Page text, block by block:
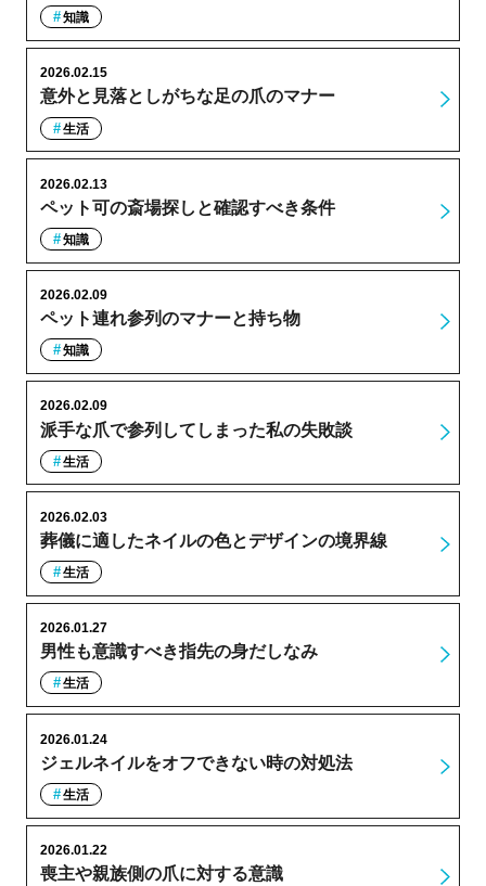
知識
意外と見落としがちな足の爪のマナー
2026.02.15
生活
ペット可の斎場探しと確認すべき条件
2026.02.13
知識
ペット連れ参列のマナーと持ち物
2026.02.09
知識
派手な爪で参列してしまった私の失敗談
2026.02.09
生活
葬儀に適したネイルの色とデザインの境界線
2026.02.03
生活
男性も意識すべき指先の身だしなみ
2026.01.27
生活
ジェルネイルをオフできない時の対処法
2026.01.24
生活
喪主や親族側の爪に対する意識
2026.01.22